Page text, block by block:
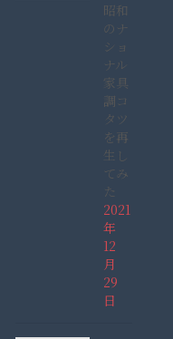
昭和
のナ
ショ
ナル
家具
調コ
タツ
を再
生し
てみ
た
2021
年
12
月
29
日